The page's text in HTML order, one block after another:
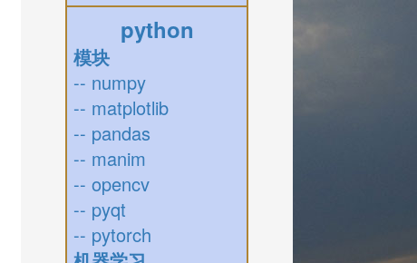
python
模块
-- numpy
-- matplotlib
-- pandas
-- manim
-- opencv
-- pyqt
-- pytorch